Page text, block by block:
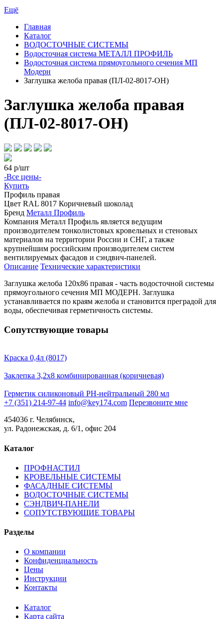
Ещё
Главная
Каталог
ВОДОСТОЧНЫЕ СИСТЕМЫ
Водосточная система МЕТАЛЛ ПРОФИЛЬ
Водосточная система прямоугольного сечения МП
Модерн
Заглушка желоба правая (ПЛ-02-8017-ОН)
Заглушка желоба правая
(ПЛ-02-8017-ОН)
64 р/шт
-Все цены-
Купить
Профиль правая
Цвет RAL 8017 Коричневый шоколад
Бренд Металл Профиль
Компания Металл Профиль является ведущим
производителем тонколистовых кровельных и стеновых
материалов на территории России и СНГ, а также
крупнейшим российским производителем систем
вентилируемых фасадов и сэндвич-панелей.
Описание Технические характеристики
Заглушка желоба 120х86 правая - часть водосточной системы
прямоугольного сечения МП МОДЕРН. Заглушка
устанавливается по краям желоба и становится преградой для
воды, обеспечивая герметичность системы.
Сопутствующие товары
Краска 0,4л (8017)
Заклепка 3,2х8 комбинированная (коричневая)
Герметик силиконовый PH-нейтральный 280 мл
+7 (351) 214-97-44 info@key174.com Перезвоните мне
454036 г. Челябинск,
ул. Радонежская, д. 6/1, офис 204
Каталог
ПРОФНАСТИЛ
КРОВЕЛЬНЫЕ СИСТЕМЫ
ФАСАДНЫЕ СИСТЕМЫ
ВОДОСТОЧНЫЕ СИСТЕМЫ
СЭНДВИЧ-ПАНЕЛИ
СОПУТСТВУЮЩИЕ ТОВАРЫ
Разделы
О компании
Конфиденциальность
Цены
Инструкции
Контакты
Каталог
Карта сайта